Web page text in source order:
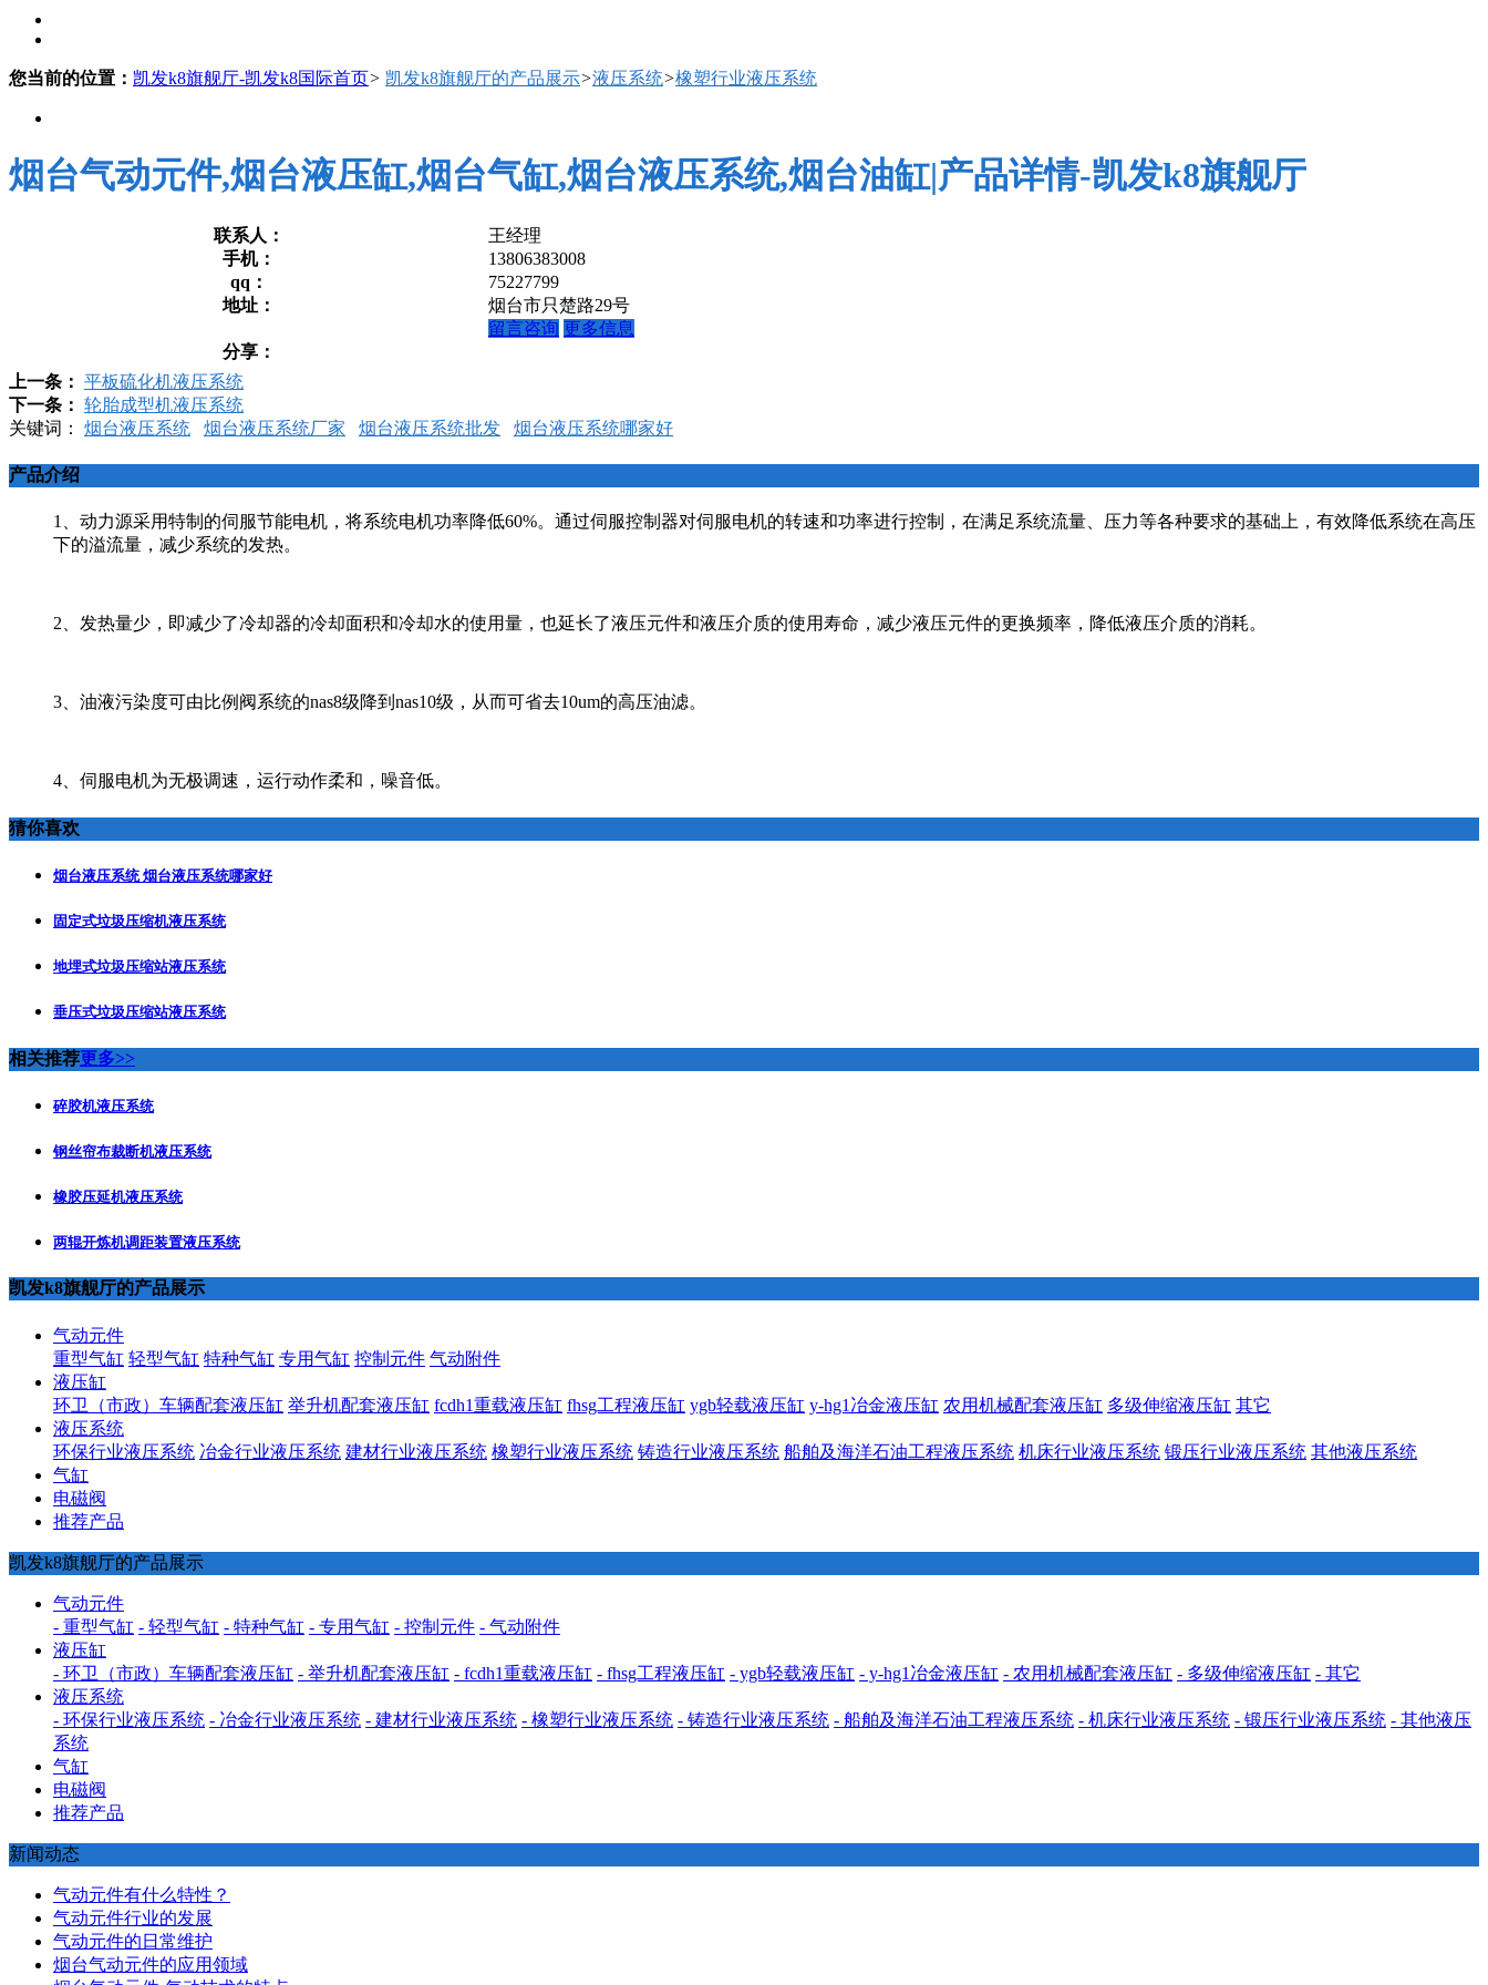
您当前的位置： 凯发k8旗舰厅-凯发k8国际首页> 凯发k8旗舰厅的产品展示>液压系统>橡塑行业液压系统
烟台气动元件,烟台液压缸,烟台气缸,烟台液压系统,烟台油缸|产品详情-凯发k8旗舰厅
联系人：
王经理
手机：
13806383008
qq：
75227799
地址：
烟台市只楚路29号
留言咨询 更多信息
分享：
上一条： 平板硫化机液压系统
下一条： 轮胎成型机液压系统
关键词： 烟台液压系统 烟台液压系统厂家 烟台液压系统批发 烟台液压系统哪家好
产品介绍
1、动力源采用特制的伺服节能电机，将系统电机功率降低60%。通过伺服控制器对伺服电机的转速和功率进行控制，在满足系统流量、压力等各种要求的基础上，有效降低系统在高压
下的溢流量，减少系统的发热。
2、发热量少，即减少了冷却器的冷却面积和冷却水的使用量，也延长了液压元件和液压介质的使用寿命，减少液压元件的更换频率，降低液压介质的消耗。
3、油液污染度可由比例阀系统的nas8级降到nas10级，从而可省去10um的高压油滤。
4、伺服电机为无极调速，运行动作柔和，噪音低。
猜你喜欢
烟台液压系统 烟台液压系统哪家好
固定式垃圾压缩机液压系统
地埋式垃圾压缩站液压系统
垂压式垃圾压缩站液压系统
相关推荐更多>>
碎胶机液压系统
钢丝帘布裁断机液压系统
橡胶压延机液压系统
两辊开炼机调距装置液压系统
凯发k8旗舰厅的产品展示
气动元件
重型气缸 轻型气缸 特种气缸 专用气缸 控制元件 气动附件
液压缸
环卫（市政）车辆配套液压缸 举升机配套液压缸 fcdh1重载液压缸 fhsg工程液压缸 ygb轻载液压缸 y-hg1冶金液压缸 农用机械配套液压缸 多级伸缩液压缸 其它
液压系统
环保行业液压系统 冶金行业液压系统 建材行业液压系统 橡塑行业液压系统 铸造行业液压系统 船舶及海洋石油工程液压系统 机床行业液压系统 锻压行业液压系统 其他液压系统
气缸
电磁阀
推荐产品
凯发k8旗舰厅的产品展示
气动元件
- 重型气缸 - 轻型气缸 - 特种气缸 - 专用气缸 - 控制元件 - 气动附件
液压缸
- 环卫（市政）车辆配套液压缸 - 举升机配套液压缸 - fcdh1重载液压缸 - fhsg工程液压缸 - ygb轻载液压缸 - y-hg1冶金液压缸 - 农用机械配套液压缸 - 多级伸缩液压缸 - 其它
液压系统
- 环保行业液压系统 - 冶金行业液压系统 - 建材行业液压系统 - 橡塑行业液压系统 - 铸造行业液压系统 - 船舶及海洋石油工程液压系统 - 机床行业液压系统 - 锻压行业液压系统 - 其他液压
系统
气缸
电磁阀
推荐产品
新闻动态
气动元件有什么特性？
气动元件行业的发展
气动元件的日常维护
烟台气动元件的应用领域